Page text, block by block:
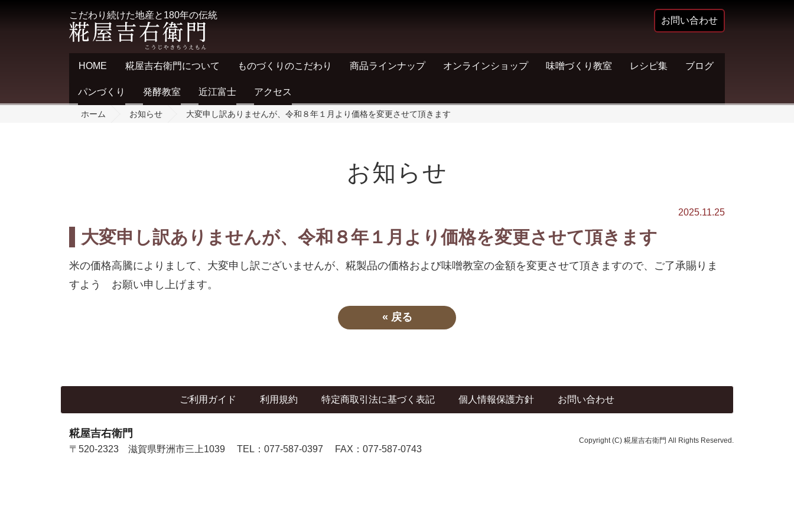
こだわり続けた地産と180年の伝統
お問い合わせ
HOME 糀屋吉右衛門について ものづくりのこだわり 商品ラインナップ オンラインショップ 味噌づくり教室 レシピ集 ブログ
パンづくり 発酵教室 近江富士 アクセス
ホーム お知らせ 大変申し訳ありませんが、令和８年１月より価格を変更させて頂きます
お知らせ
2025.11.25
大変申し訳ありませんが、令和８年１月より価格を変更させて頂きます
米の価格高騰によりまして、大変申し訳ございませんが、糀製品の価格および味噌教室の金額を変更させて頂きますので、ご了承賜りま
すよう お願い申し上げます。
« 戻る
ご利用ガイド 利用規約 特定商取引法に基づく表記 個人情報保護方針 お問い合わせ
糀屋吉右衛門
〒520-2323 滋賀県野洲市三上1039 TEL：077-587-0397 FAX：077-587-0743
Copyright (C) 糀屋吉右衛門 All Rights Reserved.